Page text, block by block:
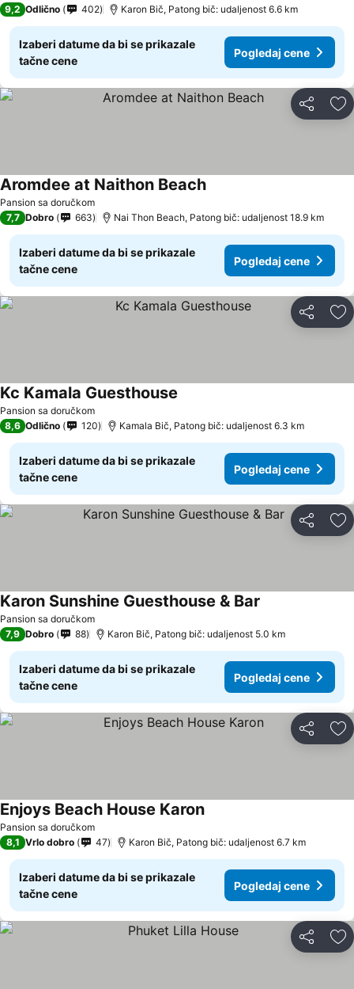
9,2 Odlično 402 Karon Bič, Patong bič: udaljenost 6.6 km
Izaberi datume da bi se prikazale
tačne cene
Pogledaj cene
Deli
Pansion sa doručkom
Aromdee at Naithon Beach
7,7 Dobro 663 Nai Thon Beach, Patong bič: udaljenost 18.9 km
Izaberi datume da bi se prikazale
tačne cene
Pogledaj cene
Deli
Pansion sa doručkom
Kc Kamala Guesthouse
8,6 Odlično 120 Kamala Bič, Patong bič: udaljenost 6.3 km
Izaberi datume da bi se prikazale
tačne cene
Pogledaj cene
Deli
Pansion sa doručkom
Karon Sunshine Guesthouse & Bar
7,9 Dobro 88 Karon Bič, Patong bič: udaljenost 5.0 km
Izaberi datume da bi se prikazale
tačne cene
Pogledaj cene
Deli
Pansion sa doručkom
Enjoys Beach House Karon
8,1 Vrlo dobro 47 Karon Bič, Patong bič: udaljenost 6.7 km
Izaberi datume da bi se prikazale
tačne cene
Pogledaj cene
Deli